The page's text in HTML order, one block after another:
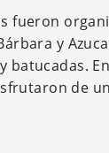
fueron
y
de